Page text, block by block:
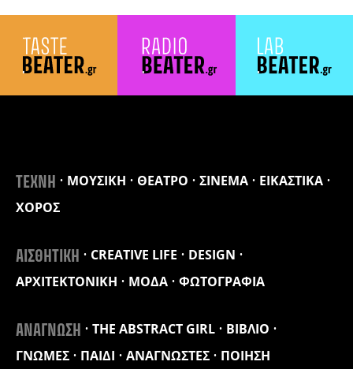
ΤΕΧΝΗ ΜΟΥΣΙΚΗ ΘΕΑΤΡΟ ΣΙΝΕΜΑ
ΕΙΚΑΣΤΙΚΑ
ΧΟΡΟΣ
ΑΙΣΘΗΤΙΚΗ CREATIVE LIFE
DESIGN
ΑΡΧΙΤΕΚΤΟΝΙΚΗ
ΜΟΔΑ ΦΩΤΟΓΡΑΦΙΑ
ΑΝΑΓΝΩΣΗ THE ABSTRACT GIRL
ΒΙΒΛΙΟ
ΓΝΩΜΕΣ
ΠΑΙΔΙ ΑΝΑΓΝΩΣΤΕΣ ΠΟΙΗΣΗ